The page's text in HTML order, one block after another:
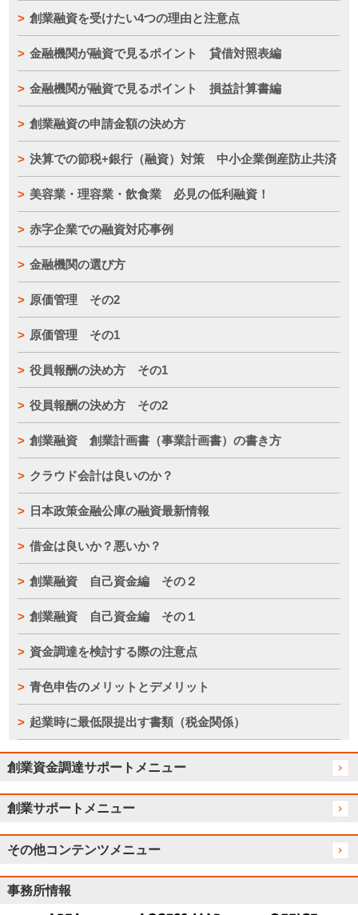
創業融資を受けたい4つの理由と注意点
金融機関が融資で見るポイント 貸借対照表編
金融機関が融資で見るポイント 損益計算書編
創業融資の申請金額の決め方
決算での節税+銀行（融資）対策 中小企業倒産防止共済
美容業・理容業・飲食業 必見の低利融資！
赤字企業での融資対応事例
金融機関の選び方
原価管理 その2
原価管理 その1
役員報酬の決め方 その1
役員報酬の決め方 その2
創業融資 創業計画書（事業計画書）の書き方
クラウド会計は良いのか？
日本政策金融公庫の融資最新情報
借金は良いか？悪いか？
創業融資 自己資金編 その２
創業融資 自己資金編 その１
資金調達を検討する際の注意点
青色申告のメリットとデメリット
起業時に最低限提出す書類（税金関係）
創業資金調達サポートメニュー
創業サポートメニュー
その他コンテンツメニュー
事務所情報